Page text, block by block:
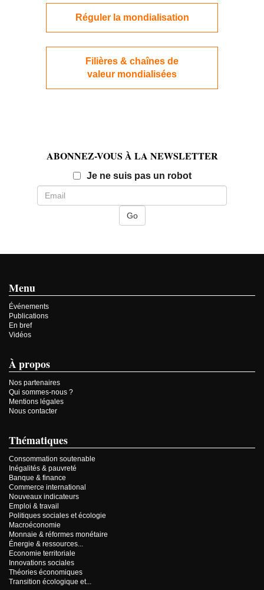
Réguler la mondialisation
Filières & chaînes de
valeur mondialisées
ABONNEZ-VOUS À LA NEWSLETTER
Je ne suis pas un robotEmail
Menu
Événements
Publications
En bref
Vidéos
À propos
Nos partenaires
Qui sommes-nous ?
Mentions légales
Nous contacter
Thématiques
Consommation soutenable
Inégalités & pauvreté
Banque & finance
Commerce international
Nouveaux indicateurs
Emploi & travail
Politiques sociales et écologie
Macroéconomie
Monnaie & réformes monétaire
Énergie & ressources...
Economie territoriale
Innovations sociales
Théories économiques
Transition écologique et...